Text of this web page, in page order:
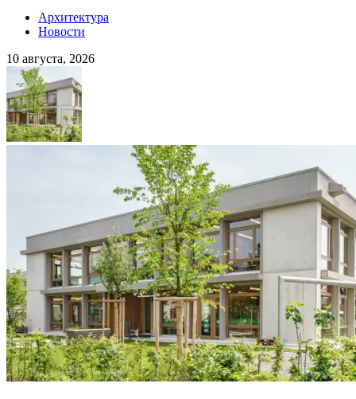
Архитектура
Новости
10 августа, 2026